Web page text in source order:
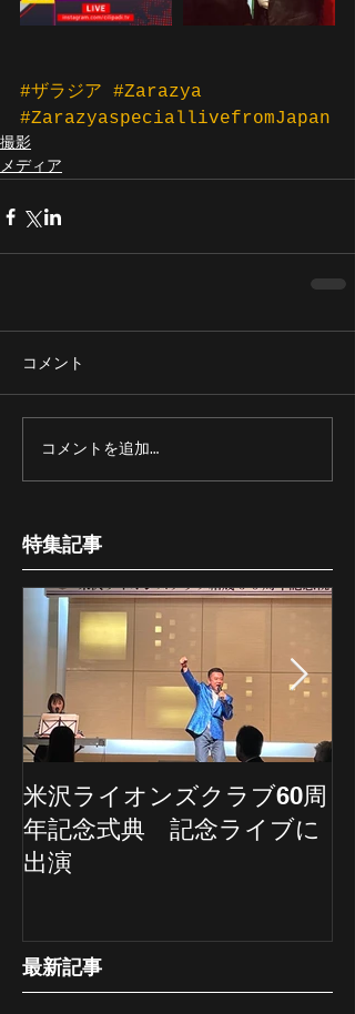
特集記事
最新記事
#ザラジア
#Zarazya
#ZarazyaspeciallivefromJapan
撮影
メディア
コメント
コメントを追加…
米沢ライオンズクラブ60周
年記念式典 記念ライブに
出演